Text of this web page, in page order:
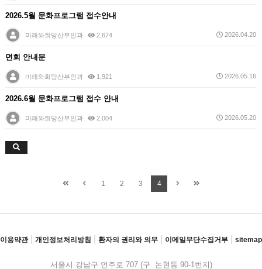
2026.5월 문화프로그램 접수안내
미래와희망산부인과 2,674 2026.04.20
면회 안내문
미래와희망산부인과 1,921 2026.05.16
2026.6월 문화프로그램 접수 안내
미래와희망산부인과 2,004 2026.05.20
1 2 3 4
이용약관 개인정보처리방침 환자의 권리와 의무 이메일무단수집거부 sitemap
서울시 강남구 언주로 707 (구. 논현동 90-1번지)